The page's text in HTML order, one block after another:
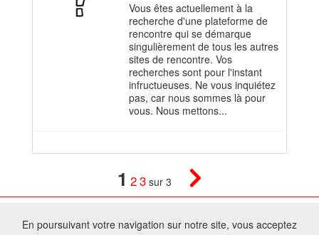
Vous êtes actuellement à la
recherche d'une plateforme de
rencontre qui se démarque
singulièrement de tous les autres
sites de rencontre. Vos
recherches sont pour l'instant
infructueuses. Ne vous inquiétez
pas, car nous sommes là pour
vous. Nous mettons...
1 23sur 3
FontAwesome
En poursuivant votre navigation sur notre site, vous acceptez